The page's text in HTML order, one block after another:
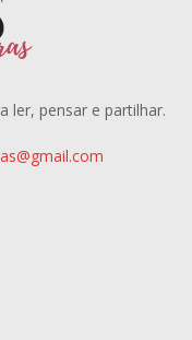
ler, pensar e partilhar.